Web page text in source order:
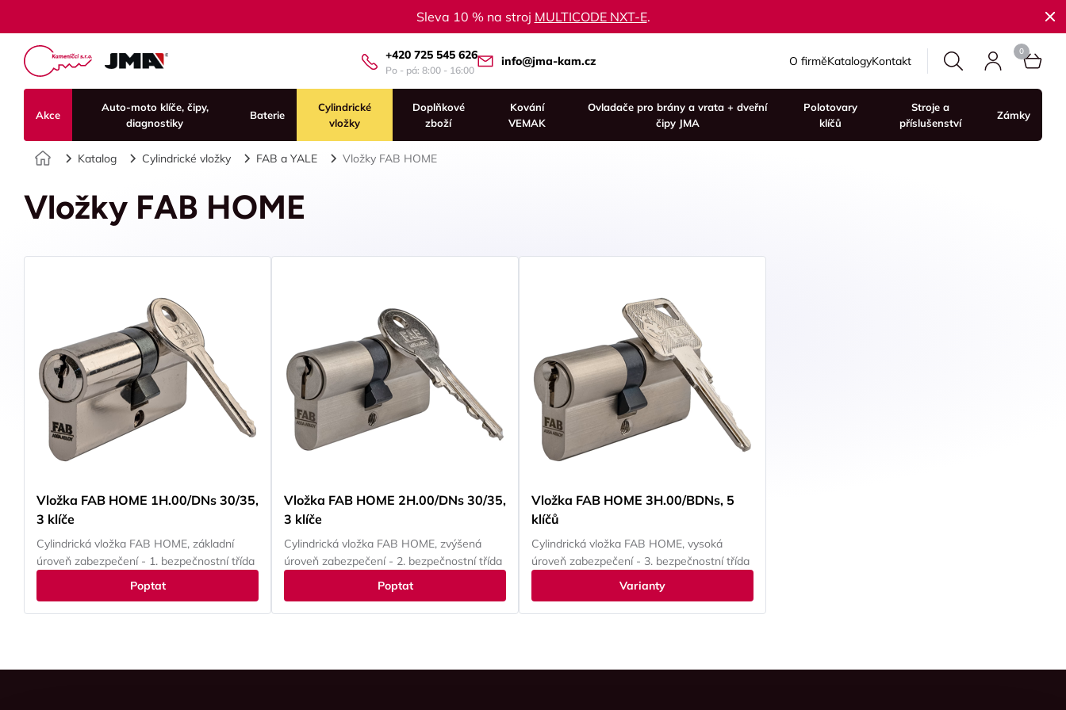
Sleva 10 % na stroj MULTICODE NXT-E.
+420 725 545 626
Po - pá: 8:00 - 16:00
info@jma-kam.cz O firměKatalogyKontakt
Akce
Auto-moto klíče, čipy,
diagnostiky
Baterie
Cylindrické
vložky
Doplňkové
zboží
Kování
VEMAK
Ovladače pro brány a vrata + dveřní
čipy JMA
Polotovary
klíčů
Stroje a
příslušenství
Zámky
Úvod
Katalog Cylindrické vložky FAB a YALE Vložky FAB HOME
Vložky FAB HOME
Vložka FAB HOME 1H.00/DNs 30/35,
3 klíče
Cylindrická vložka FAB HOME, základní
úroveň zabezpečení - 1. bezpečnostní třída
Poptat
Vložka FAB HOME 2H.00/DNs 30/35,
3 klíče
Cylindrická vložka FAB HOME, zvýšená
úroveň zabezpečení - 2. bezpečnostní třída
Poptat
Vložka FAB HOME 3H.00/BDNs, 5
klíčů
Cylindrická vložka FAB HOME, vysoká
úroveň zabezpečení - 3. bezpečnostní třída
Varianty